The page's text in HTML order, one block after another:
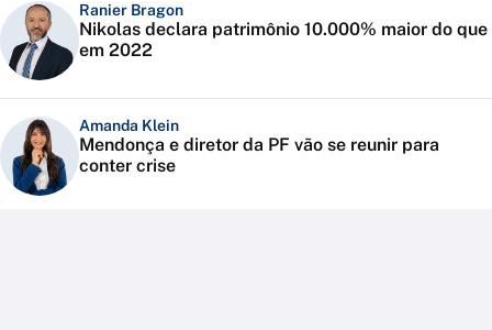
Ranier Bragon
Nikolas declara patrimônio 10.000% maior do que
em 2022
Amanda Klein
Mendonça e diretor da PF vão se reunir para
conter crise